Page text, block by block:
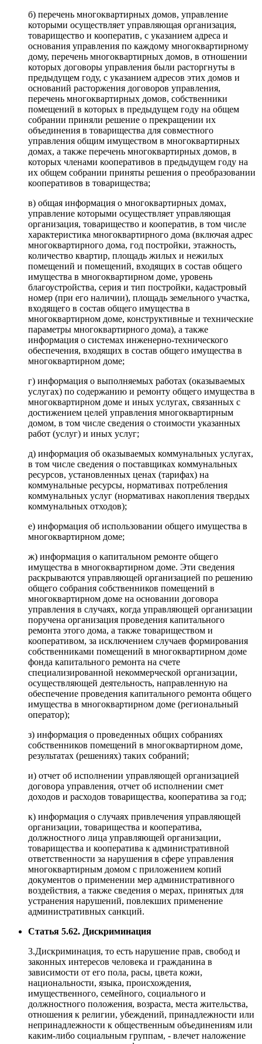
б) перечень многоквартирных домов, управление
которыми осуществляет управляющая организация,
товарищество и кооператив, с указанием адреса и
основания управления по каждому многоквартирному
дому, перечень многоквартирных домов, в отношении
которых договоры управления были расторгнуты в
предыдущем году, с указанием адресов этих домов и
оснований расторжения договоров управления,
перечень многоквартирных домов, собственники
помещений в которых в предыдущем году на общем
собрании приняли решение о прекращении их
объединения в товарищества для совместного
управления общим имуществом в многоквартирных
домах, а также перечень многоквартирных домов, в
которых членами кооперативов в предыдущем году на
их общем собрании приняты решения о преобразовании
кооперативов в товарищества;
в) общая информация о многоквартирных домах,
управление которыми осуществляет управляющая
организация, товарищество и кооператив, в том числе
характеристика многоквартирного дома (включая адрес
многоквартирного дома, год постройки, этажность,
количество квартир, площадь жилых и нежилых
помещений и помещений, входящих в состав общего
имущества в многоквартирном доме, уровень
благоустройства, серия и тип постройки, кадастровый
номер (при его наличии), площадь земельного участка,
входящего в состав общего имущества в
многоквартирном доме, конструктивные и технические
параметры многоквартирного дома), а также
информация о системах инженерно-технического
обеспечения, входящих в состав общего имущества в
многоквартирном доме;
г) информация о выполняемых работах (оказываемых
услугах) по содержанию и ремонту общего имущества в
многоквартирном доме и иных услугах, связанных с
достижением целей управления многоквартирным
домом, в том числе сведения о стоимости указанных
работ (услуг) и иных услуг;
д) информация об оказываемых коммунальных услугах,
в том числе сведения о поставщиках коммунальных
ресурсов, установленных ценах (тарифах) на
коммунальные ресурсы, нормативах потребления
коммунальных услуг (нормативах накопления твердых
коммунальных отходов);
е) информация об использовании общего имущества в
многоквартирном доме;
ж) информация о капитальном ремонте общего
имущества в многоквартирном доме. Эти сведения
раскрываются управляющей организацией по решению
общего собрания собственников помещений в
многоквартирном доме на основании договора
управления в случаях, когда управляющей организации
поручена организация проведения капитального
ремонта этого дома, а также товариществом и
кооперативом, за исключением случаев формирования
собственниками помещений в многоквартирном доме
фонда капитального ремонта на счете
специализированной некоммерческой организации,
осуществляющей деятельность, направленную на
обеспечение проведения капитального ремонта общего
имущества в многоквартирном доме (региональный
оператор);
з) информация о проведенных общих собраниях
собственников помещений в многоквартирном доме,
результатах (решениях) таких собраний;
и) отчет об исполнении управляющей организацией
договора управления, отчет об исполнении смет
доходов и расходов товарищества, кооператива за год;
к) информация о случаях привлечения управляющей
организации, товарищества и кооператива,
должностного лица управляющей организации,
товарищества и кооператива к административной
ответственности за нарушения в сфере управления
многоквартирным домом с приложением копий
документов о применении мер административного
воздействия, а также сведения о мерах, принятых для
устранения нарушений, повлекших применение
административных санкций.
Статья 5.62. Дискриминация
3.Дискриминация, то есть нарушение прав, свобод и
законных интересов человека и гражданина в
зависимости от его пола, расы, цвета кожи,
национальности, языка, происхождения,
имущественного, семейного, социального и
должностного положения, возраста, места жительства,
отношения к религии, убеждений, принадлежности или
непринадлежности к общественным объединениям или
каким-либо социальным группам, - влечет наложение